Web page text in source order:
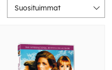
Suosituimmat